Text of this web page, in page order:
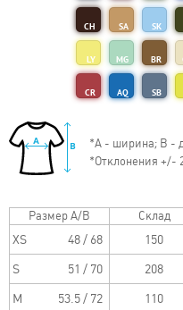
CH SA SK
LY MG BR
CR AQ SB
*А - ширина; B -
*Отклонения +/-
Размер A/B Склад
XS 48 / 68
S 51 / 70
M 53.5 / 72